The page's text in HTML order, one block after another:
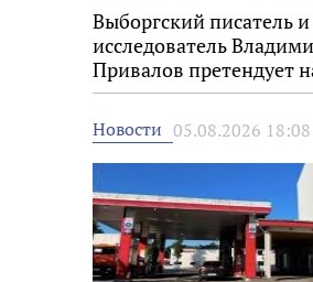
Выборгский писатель и
исследователь
Привалов претендует
«Знание.Премия»
Новости 05.08.2026 18:08